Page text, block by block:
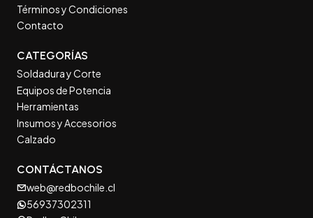
Términos y Condiciones
Contacto
CATEGORÍAS
Soldadura y Corte
Equipos de Potencia
Herramientas
Insumos y Accesorios
Calzado
CONTÁCTANOS
web@redbochile.cl
56937302311